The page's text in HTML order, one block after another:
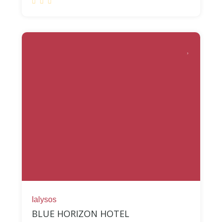
Ialysos
BLUE HORIZON HOTEL